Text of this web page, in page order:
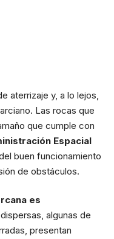
aterrizaje y, a lo lejos,
Las rocas que
que cumple con
Espacial
buen funcionamiento
de obstáculos.
es
algunas de
presentan